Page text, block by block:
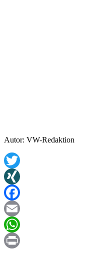
Autor: VW-Redaktion
Twitter
XING
Facebook
Email
WhatsApp